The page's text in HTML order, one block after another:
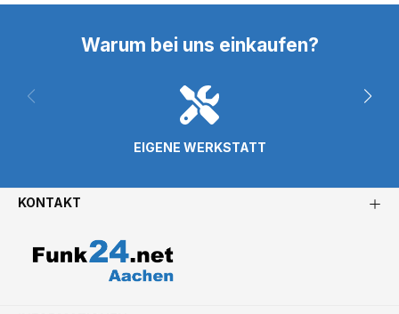
Warum bei uns einkaufen?
EIGENE WERKSTATT
KONTAKT